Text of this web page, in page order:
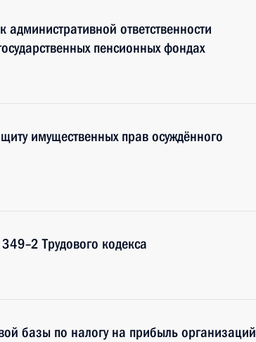
ответственности
пенсионных фондах
имущественных прав осуждённого
Трудового кодекса
базы по налогу на прибыль организаций